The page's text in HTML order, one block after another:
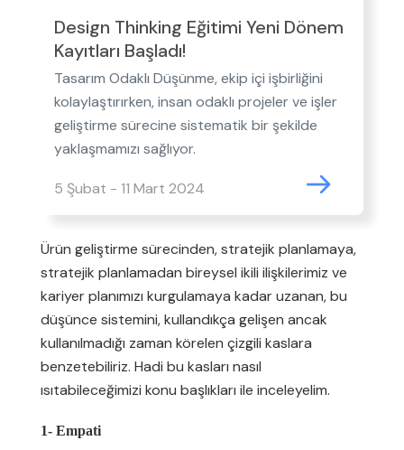
Design Thinking Eğitimi Yeni Dönem
Kayıtları Başladı!
Tasarım Odaklı Düşünme, ekip içi işbirliğini
kolaylaştırırken, insan odaklı projeler ve işler
geliştirme sürecine sistematik bir şekilde
yaklaşmamızı sağlıyor.
5 Şubat - 11 Mart 2024
Ürün geliştirme sürecinden, stratejik planlamaya,
stratejik planlamadan bireysel ikili ilişkilerimiz ve
kariyer planımızı kurgulamaya kadar uzanan, bu
düşünce sistemini, kullandıkça gelişen ancak
kullanılmadığı zaman körelen çizgili kaslara
benzetebiliriz. Hadi bu kasları nasıl
ısıtabileceğimizi konu başlıkları ile inceleyelim.
1- Empati